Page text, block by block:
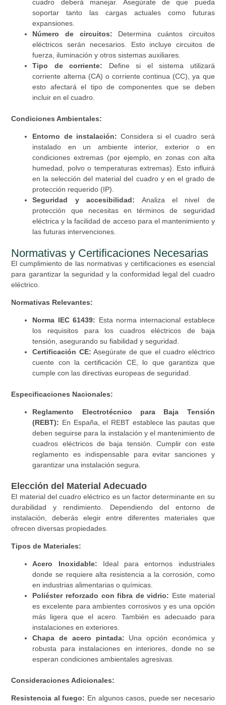
cuadro deberá manejar. Asegúrate de que pueda
soportar tanto las cargas actuales como futuras
expansiones.
Número de circuitos: Determina cuántos circuitos
eléctricos serán necesarios. Esto incluye circuitos de
fuerza, iluminación y otros sistemas auxiliares.
Tipo de corriente: Define si el sistema utilizará
corriente alterna (CA) o corriente continua (CC), ya que
esto afectará el tipo de componentes que se deben
incluir en el cuadro.
Condiciones Ambientales:
Entorno de instalación: Considera si el cuadro será
instalado en un ambiente interior, exterior o en
condiciones extremas (por ejemplo, en zonas con alta
humedad, polvo o temperaturas extremas). Esto influirá
en la selección del material del cuadro y en el grado de
protección requerido (IP).
Seguridad y accesibilidad: Analiza el nivel de
protección que necesitas en términos de seguridad
eléctrica y la facilidad de acceso para el mantenimiento y
las futuras intervenciones.
Normativas y Certificaciones Necesarias
El cumplimiento de las normativas y certificaciones es esencial
para garantizar la seguridad y la conformidad legal del cuadro
eléctrico.
Normativas Relevantes:
Norma IEC 61439: Esta norma internacional establece
los requisitos para los cuadros eléctricos de baja
tensión, asegurando su fiabilidad y seguridad.
Certificación CE: Asegúrate de que el cuadro eléctrico
cuente con la certificación CE, lo que garantiza que
cumple con las directivas europeas de seguridad.
Especificaciones Nacionales:
Reglamento Electrotécnico para Baja Tensión
(REBT): En España, el REBT establece las pautas que
deben seguirse para la instalación y el mantenimiento de
cuadros eléctricos de baja tensión. Cumplir con este
reglamento es indispensable para evitar sanciones y
garantizar una instalación segura.
Elección del Material Adecuado
El material del cuadro eléctrico es un factor determinante en su
durabilidad y rendimiento. Dependiendo del entorno de
instalación, deberás elegir entre diferentes materiales que
ofrecen diversas propiedades.
Tipos de Materiales:
Acero Inoxidable: Ideal para entornos industriales
donde se requiere alta resistencia a la corrosión, como
en industrias alimentarias o químicas.
Poliéster reforzado con fibra de vidrio: Este material
es excelente para ambientes corrosivos y es una opción
más ligera que el acero. También es adecuado para
instalaciones en exteriores.
Chapa de acero pintada: Una opción económica y
robusta para instalaciones en interiores, donde no se
esperan condiciones ambientales agresivas.
Consideraciones Adicionales:
Resistencia al fuego: En algunos casos, puede ser necesario